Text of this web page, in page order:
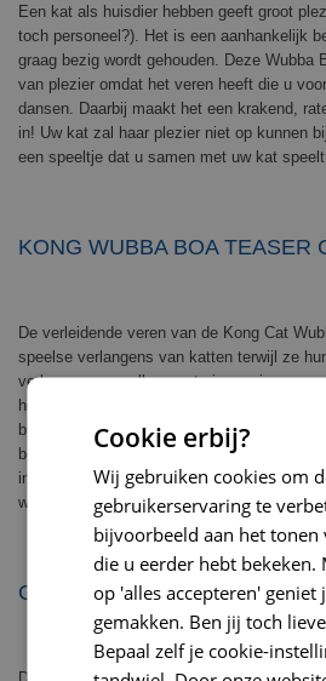
Een kat als huisdier hebben geeft groot
toch personeel?). Het is een aanhankelijk
graag bezig wordt gehouden. Deze Wubba
van plezier omdat het veren heeft die u
dansen. Daarbij maakt het een krakend,
in! Uw kat zal haar plezier niet op kunnen
een speeltje dat u samen met uw kat
KONG WUBBA BOA TEASER
De verleidende veren van de Kong Cat
speelse verlangens van katten terwijl ze
verlangens vervullen om te jagen, jagen en
heeft als extra voordeel de ratel- en
brengen. Door het toegevoegde Kong
belonen en stimuleren deze unieke
in vier kleuren verkrijgbaar (zie hieronder),
welke kleur uw voorkeur heeft.
GEBRUIKSADVIES EN
Cookie erbij?
Wij gebruiken cookies om
gebruikerservaring te
bijvoorbeeld aan het tonen
die u eerder hebt bekeken.
op 'alles accepteren' geniet
gemakken. Ben jij toch
Bepaal zelf je cookie-